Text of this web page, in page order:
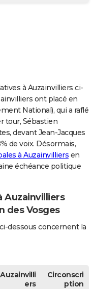
à Auzainvilliers ci-
ont placé en
National), qui a raflé
tour, Sébastien
devant Jean-Jacques
de voix. Désormais,
à Auzainvilliers en
échéance politique
Auzainvilliers
des Vosges
dessous concernent la
Auzainvilli
ers
Circonscri
ption